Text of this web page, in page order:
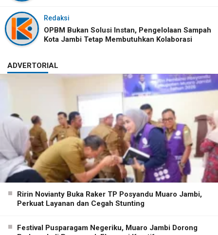
Redaksi
OPBM Bukan Solusi Instan, Pengelolaan Sampah
Kota Jambi Tetap Membutuhkan Kolaborasi
ADVERTORIAL
Ririn Novianty Buka Raker TP Posyandu Muaro Jambi,
Perkuat Layanan dan Cegah Stunting
Festival Pusparagam Negeriku, Muaro Jambi Dorong